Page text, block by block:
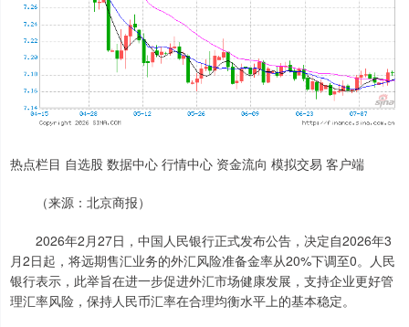
热点栏目 自选股 数据中心 行情中心 资金流向 模拟交易 客户端
（来源：北京商报）
2026年2月27日，中国人民银行正式发布公告，决定自2026年3
月2日起，将远期售汇业务的外汇风险准备金率从20%下调至0。人民
银行表示，此举旨在进一步促进外汇市场健康发展，支持企业更好管
理汇率风险，保持人民币汇率在合理均衡水平上的基本稳定。